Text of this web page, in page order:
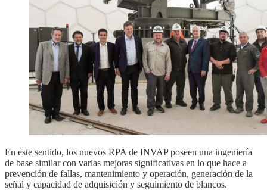
En este sentido, los nuevos RPA de INVAP poseen una ingeniería
de base similar con varias mejoras significativas en lo que hace a
prevención de fallas, mantenimiento y operación, generación de la
señal y capacidad de adquisición y seguimiento de blancos.